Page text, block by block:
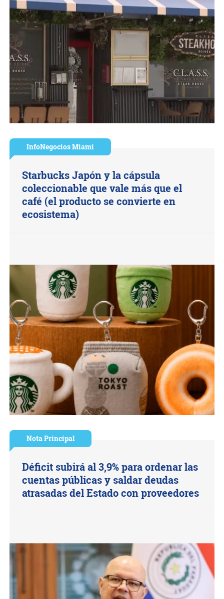
InfoNegocios Miami
Starbucks Japón y la cápsula
coleccionable que vale más que el
café (el producto se convierte en
ecosistema)
Nota Principal
Déficit subirá al 3,9% para ordenar las
cuentas públicas y saldar deudas
atrasadas del Estado con proveedores